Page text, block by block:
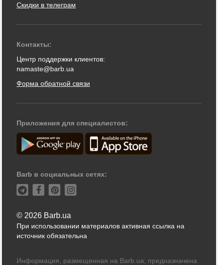
Скидки в телеграм
Контакты:
Центр поддержки клиентов:
namaste@barb.ua
Форма обратной связи
Приложения для специалистов:
Barb в социальных сетях:
© 2026 Barb.ua
При использовании материалов активная ссылка на
источник обязательна
Информация, размещенная на Barb.ua, предназначена